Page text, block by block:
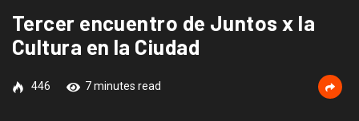
Tercer encuentro de Juntos x la
Cultura en la Ciudad
446 7 minutes read